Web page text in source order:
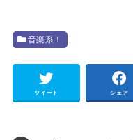
音楽系！
ツイート シェア